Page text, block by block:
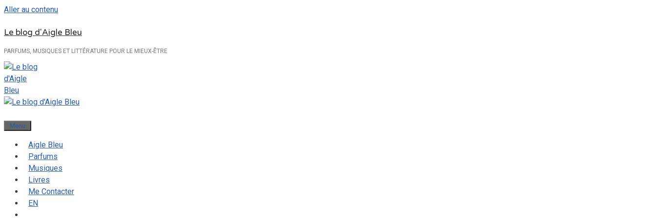
Aller au contenu
Le blog d'Aigle Bleu
PARFUMS, MUSIQUES ET LITTÉRATURE POUR LE MIEUX-ÊTRE
Menu
Aigle Bleu
Parfums
Musiques
Livres
Me Contacter
EN